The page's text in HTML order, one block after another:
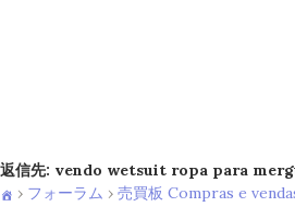
返信先: vendo wetsuit ropa para
› フォーラム › 売買板 Compras e